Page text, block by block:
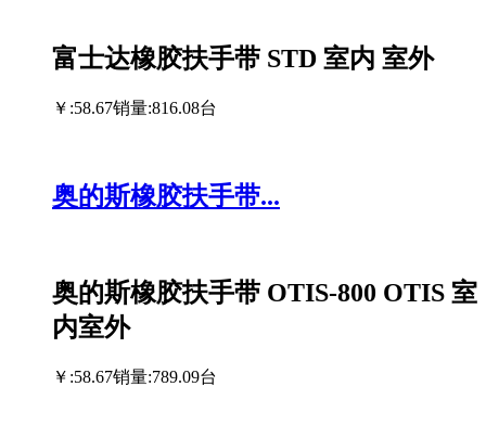
富士达橡胶扶手带 STD 室内 室外
￥:58.67销量:816.08台
奥的斯橡胶扶手带...
奥的斯橡胶扶手带 OTIS-800 OTIS 室
内室外
￥:58.67销量:789.09台